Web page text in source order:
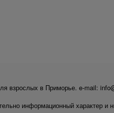
взрослых в Приморье. e-mail:
информационный характер и